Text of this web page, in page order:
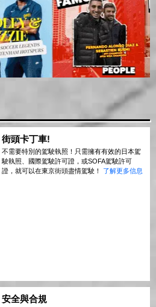
街頭卡丁車!
不需要特別的駕駛執照！只需擁有有效的日本駕
駛執照、國際駕駛許可證，或SOFA駕駛許可
證，就可以在東京街頭盡情駕駛！ 了解更多信息
安全與合規